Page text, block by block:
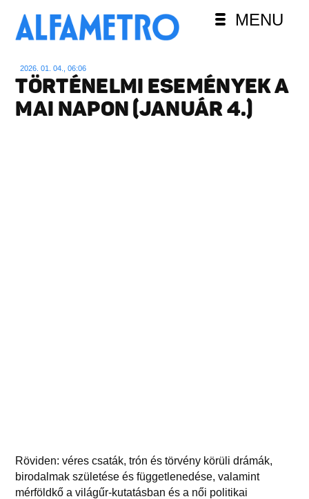
MENU
2026. 01. 04., 06:06
TÖRTÉNELMI ESEMÉNYEK A
MAI NAPON (JANUÁR 4.)
Röviden: véres csaták, trón és törvény körüli drámák,
birodalmak születése és függetlenedése, valamint
mérföldkő a világűr-kutatásban és a női politikai